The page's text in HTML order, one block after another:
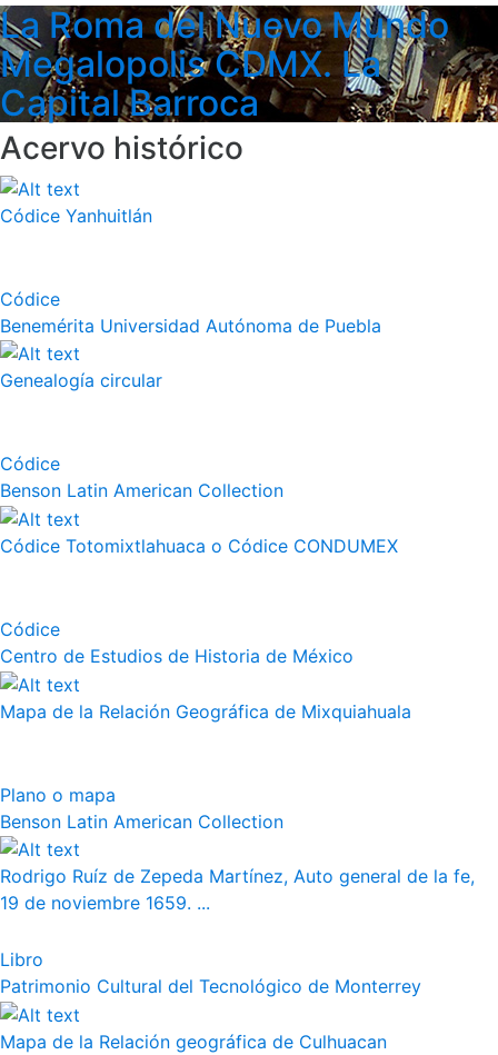
La Roma del Nuevo Mundo
Megalopolis CDMX. La
Capital Barroca
Acervo histórico
Códice Yanhuitlán
Códice
Benemérita Universidad Autónoma de Puebla
Genealogía circular
Códice
Benson Latin American Collection
Códice Totomixtlahuaca o Códice CONDUMEX
Códice
Centro de Estudios de Historia de México
Mapa de la Relación Geográfica de Mixquiahuala
Plano o mapa
Benson Latin American Collection
Rodrigo Ruíz de Zepeda Martínez, Auto general de la fe,
19 de noviembre 1659. ...
Libro
Patrimonio Cultural del Tecnológico de Monterrey
Mapa de la Relación geográfica de Culhuacan